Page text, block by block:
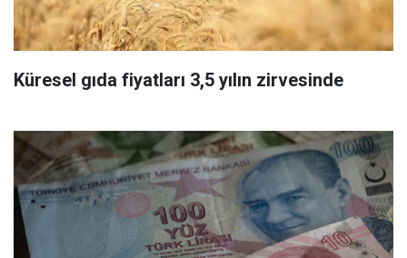
Küresel gıda fiyatları 3,5 yılın zirvesinde